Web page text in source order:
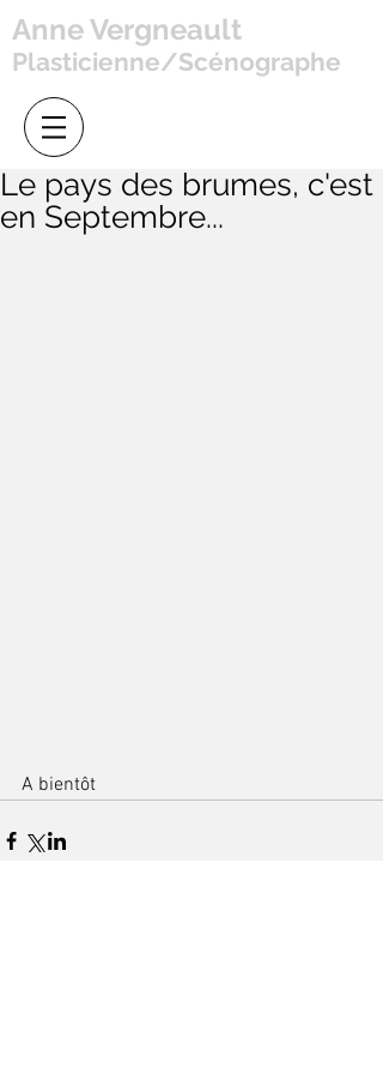
Anne Vergneault
Plasticienne/Scénographe
Le pays des brumes, c'est
en Septembre...
A bientôt